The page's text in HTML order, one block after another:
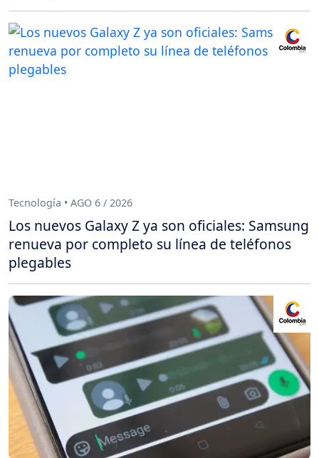
Tecnología • AGO 6 / 2026
Los nuevos Galaxy Z ya son oficiales: Samsung
renueva por completo su línea de teléfonos
plegables